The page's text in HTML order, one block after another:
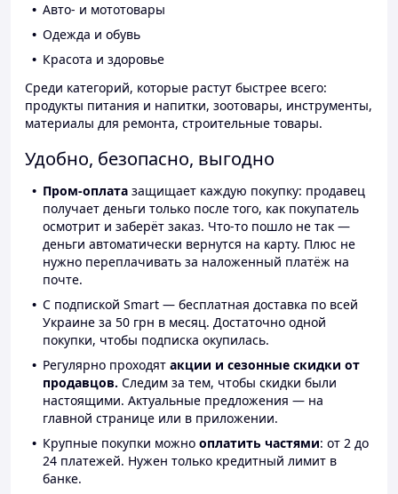
Авто- и мототовары
Одежда и обувь
Красота и здоровье
Среди категорий, которые растут быстрее всего:
продукты питания и напитки, зоотовары, инструменты,
материалы для ремонта, строительные товары.
Удобно, безопасно, выгодно
Пром-оплата защищает каждую покупку: продавец
получает деньги только после того, как покупатель
осмотрит и заберёт заказ. Что-то пошло не так —
деньги автоматически вернутся на карту. Плюс не
нужно переплачивать за наложенный платёж на
почте.
С подпиской Smart — бесплатная доставка по всей
Украине за 50 грн в месяц. Достаточно одной
покупки, чтобы подписка окупилась.
Регулярно проходят акции и сезонные скидки от
продавцов. Следим за тем, чтобы скидки были
настоящими. Актуальные предложения — на
главной странице или в приложении.
Крупные покупки можно оплатить частями: от 2 до
24 платежей. Нужен только кредитный лимит в
банке.